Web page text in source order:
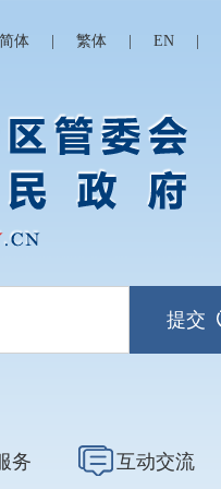
EN
繁体
简体
务 互动交流